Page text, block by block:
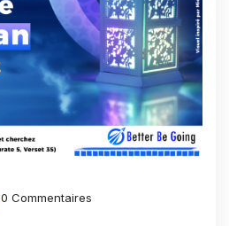
0 Commentaires